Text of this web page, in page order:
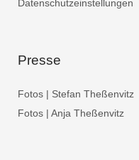
Datenschutzeinstellungen
Presse
Fotos | Stefan Theßenvitz
Fotos | Anja Theßenvitz